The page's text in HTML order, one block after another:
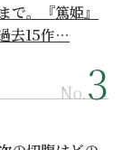
で。『篤姫』
去15作…
No.